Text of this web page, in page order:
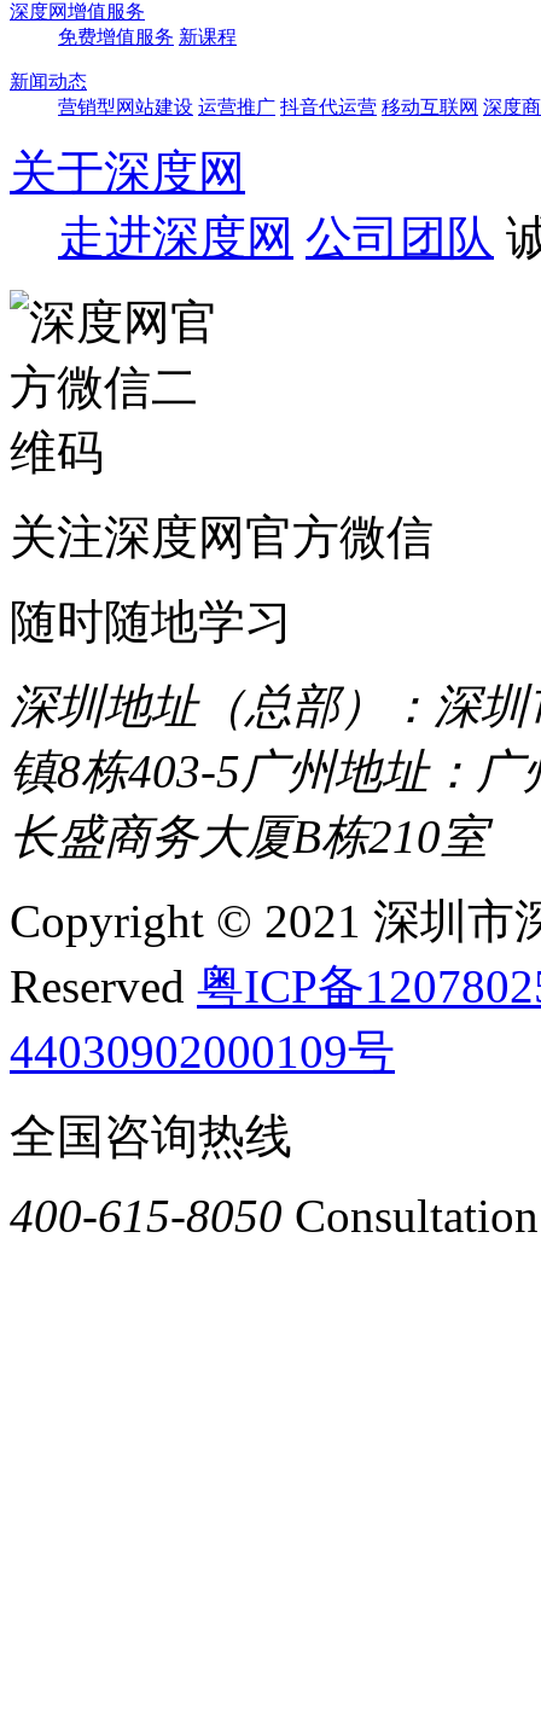
深度网增值服务
免费增值服务 新课程
新闻动态
营销型网站建设 运营推广 抖音代运营 移动互联网 深度
关于深度网
走进深度网 公司团队
关注深度网官方微信
随时随地学习
深圳地址（总部）：深
镇8栋403-5广州地址：
长盛商务大厦B栋210室
Copyright © 2021 深圳市
Reserved 粤ICP备
44030902000109号
全国咨询热线
400-615-8050